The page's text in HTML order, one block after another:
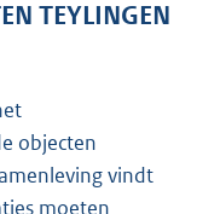
TEYLINGEN
objecten
vindt
moeten